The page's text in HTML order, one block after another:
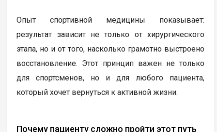
Опыт спортивной медицины показывает:
результат зависит не только от хирургического
этапа, но и от того, насколько грамотно выстроено
восстановление. Этот принцип важен не только
для спортсменов, но и для любого пациента,
который хочет вернуться к активной жизни.
Почему пациенту сложно пройти этот путь